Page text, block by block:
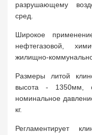
разрушающему
сред.
Широкое
нефтегазовой,
жилищно-
Размеры литой
высота - 1350мм,
номинальное
кг.
Регламентирует